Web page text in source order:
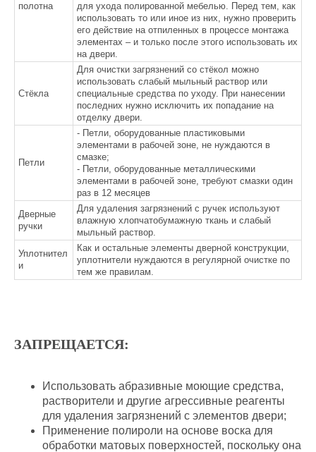
полотна
для ухода полированной мебелью. Перед тем, как
использовать то или иное из них, нужно проверить
его действие на отпиленных в процессе монтажа
элементах – и только после этого использовать их
на двери.
Стёкла
Для очистки загрязнений со стёкол можно
использовать слабый мыльный раствор или
специальные средства по уходу. При нанесении
последних нужно исключить их попадание на
отделку двери.
Петли
- Петли, оборудованные пластиковыми
элементами в рабочей зоне, не нуждаются в
смазке;
- Петли, оборудованные металлическими
элементами в рабочей зоне, требуют смазки один
раз в 12 месяцев
Дверные
ручки
Для удаления загрязнений с ручек используют
влажную хлопчатобумажную ткань и слабый
мыльный раствор.
Уплотнител
и
Как и остальные элементы дверной конструкции,
уплотнители нуждаются в регулярной очистке по
тем же правилам.
ЗАПРЕЩАЕТСЯ:
Использовать абразивные моющие средства,
растворители и другие агрессивные реагенты
для удаления загрязнений с элементов двери;
Применение полироли на основе воска для
обработки матовых поверхностей, поскольку она
Оставить отзыв
Советы по эксплуатации и уходу
Преимущества скрытых дверей
Патенты и сертификаты
Как выбрать дверь
FAQ
Цены и описание товаров носят, исключительно ознакомительный характер
и не являются публичной офертой. Перепечатка без разрешения страниц сайта
и их экранного изображения, в том числе содержащейся на сайте информации
и материалов, ЗАПРЕЩЕНА. Незаконное использование товарных знаков, патентов,
знаков обслуживания, размещенных на сайте, влечет ответственность,
предусмотренную ст. 14.10 КОАП РФ, 180 УК РФ. Фотографии на сайте не позволяют
точно передать цвета тонировок, покраски, фактуру и отделну готовых изделий.
ПОЛЕЗНОЕ
Гарантия
Доставка
Обмер
УСЛУГИ
Клиентская служба
Склад
Поставщикам
Корпоративным клиентам
Архитекторам и дизайнерам
О бренде
+7 (800) 600 56 70
+7 (926) 231 43 70
СОТРУДНИЧЕСТВО
Галерея
Ассортимент Casseton